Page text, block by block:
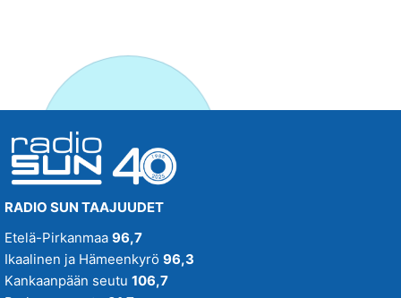
RADIO SUN TAAJUUDET
Etelä-Pirkanmaa 96,7
Ikaalinen ja Hämeenkyrö 96,3
Kankaanpään seutu 106,7